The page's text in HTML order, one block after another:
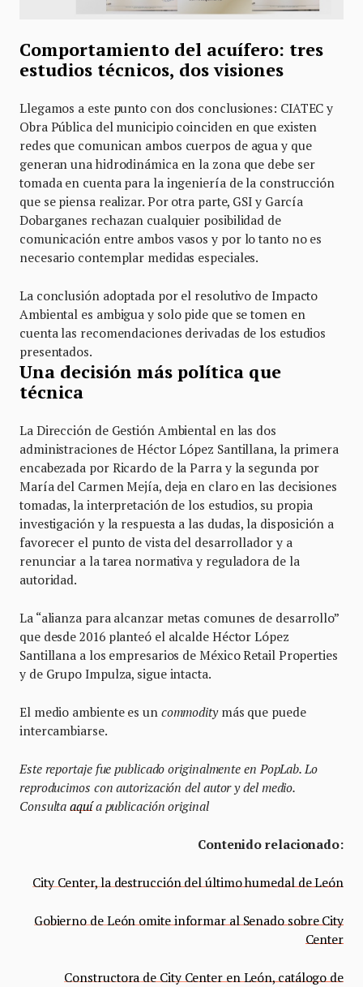
Comportamiento del acuífero: tres
estudios técnicos, dos visiones
Llegamos a este punto con dos conclusiones: CIATEC y
Obra Pública del municipio coinciden en que existen
redes que comunican ambos cuerpos de agua y que
generan una hidrodinámica en la zona que debe ser
tomada en cuenta para la ingeniería de la construcción
que se piensa realizar. Por otra parte, GSI y García
Dobarganes rechazan cualquier posibilidad de
comunicación entre ambos vasos y por lo tanto no es
necesario contemplar medidas especiales.
La conclusión adoptada por el resolutivo de Impacto
Ambiental es ambigua y solo pide que se tomen en
cuenta las recomendaciones derivadas de los estudios
presentados.
Una decisión más política que
técnica
La Dirección de Gestión Ambiental en las dos
administraciones de Héctor López Santillana, la primera
encabezada por Ricardo de la Parra y la segunda por
María del Carmen Mejía, deja en claro en las decisiones
tomadas, la interpretación de los estudios, su propia
investigación y la respuesta a las dudas, la disposición a
favorecer el punto de vista del desarrollador y a
renunciar a la tarea normativa y reguladora de la
autoridad.
La “alianza para alcanzar metas comunes de desarrollo”
que desde 2016 planteó el alcalde Héctor López
Santillana a los empresarios de México Retail Properties
y de Grupo Impulza, sigue intacta.
El medio ambiente es un commoditymás que puede
intercambiarse.
Este reportaje fue publicado originalmente en PopLab. Lo
reproducimos con autorización del autor y del medio.
Consultaaquía publicación original
Contenido relacionado:
City Center, la destrucción del último humedal de León
Gobierno de León omite informar al Senado sobre City
Center
Constructora de City Center en León, catálogo de